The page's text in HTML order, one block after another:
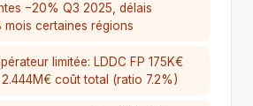
−20% Q3 2025, délais
certaines régions
limitée: LDDC FP 175K€
coût total (ratio 7.2%)